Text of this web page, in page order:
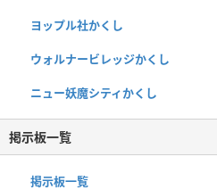
ヨップル社かくし
ウォルナービレッジかくし
ニュー妖魔シティかくし
掲示板一覧
掲示板一覧